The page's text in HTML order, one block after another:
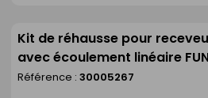
Kit de réhausse pour
avec écoulement linéaire
- 120 x 120 cm
Référence : 30005267